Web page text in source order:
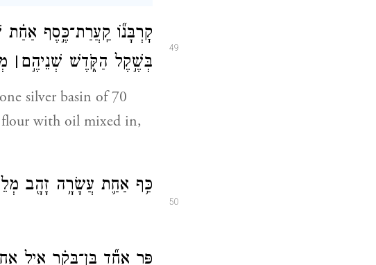
49
קׇרְבָּנ֞וֹ קַֽעֲרַת־כֶּ֣סֶף
בְּשֶׁ֣קֶל הַקֹּ֑דֶשׁ שְׁנֵיהֶ֣ם ׀
silver basin of 70
flour with oil mixed in,
50
כַּ֥ף אַחַ֛ת עֲשָׂרָ֥ה זָהָ֖ב